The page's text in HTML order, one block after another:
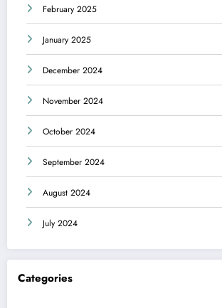
February 2025
January 2025
December 2024
November 2024
October 2024
September 2024
August 2024
July 2024
Categories